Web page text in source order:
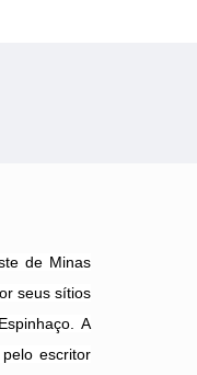
de Minas
seus sítios
A
escritor